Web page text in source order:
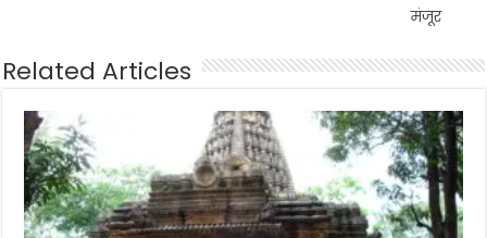
मंजूर
Related Articles